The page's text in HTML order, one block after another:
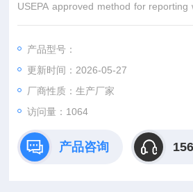
USEPA approved method for reporting
g Hach Method 8008. The FerroVer
产品型号：
更新时间：2026-05-27
厂商性质：生产厂家
访问量：1064
产品咨询